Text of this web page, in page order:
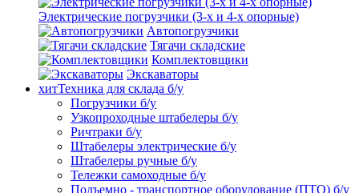
Электрические погрузчики (3-х и 4-х опорные)
Автопогрузчики
Тягачи складские
Комплектовщики
Экскаваторы
хитТехника для склада б/у
Погрузчики б/у
Узкопроходные штабелеры б/у
Ричтраки б/у
Штабелеры электрические б/у
Штабелеры ручные б/у
Тележки самоходные б/у
Подъемно - транспортное оборудование (ПТО) б/у